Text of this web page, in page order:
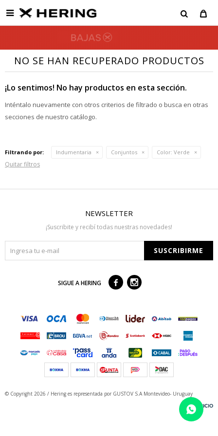

NO SE HAN RECUPERADO PRODUCTOS
¡Lo sentimos! No hay productos en esta sección.
Inténtalo nuevamente con otros criterios de filtrado o busca en otras
secciones de nuestro catálogo.
Filtrando por: Indumentaria Conjuntos Color: Verde
Quitar filtros
NEWSLETTER
¡Suscribite y recibí todas nuestras novedades!
SUSCRIBIRME
SIGUE A HERING  
© Copyright 2026 / Hering es representada por GUSTOV S.A Montevideo- Uruguay